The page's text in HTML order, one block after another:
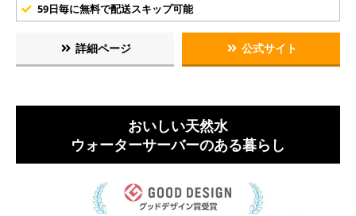
59日毎に無料で配送スキップ可能
詳細ページ 公式サイト
おいしい天然水
ウォーターサーバーのある暮らし